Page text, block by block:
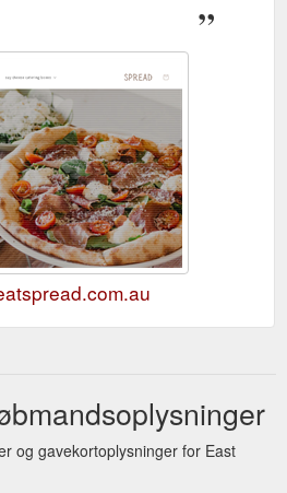
og gavekortoplysninger for East